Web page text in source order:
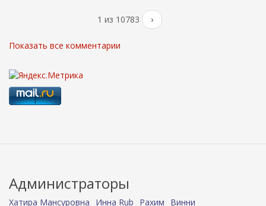
1 из 10783 ›
Показать все комментарии
Администраторы
Хатира Мансуровна Инна Rub Рахим Винни